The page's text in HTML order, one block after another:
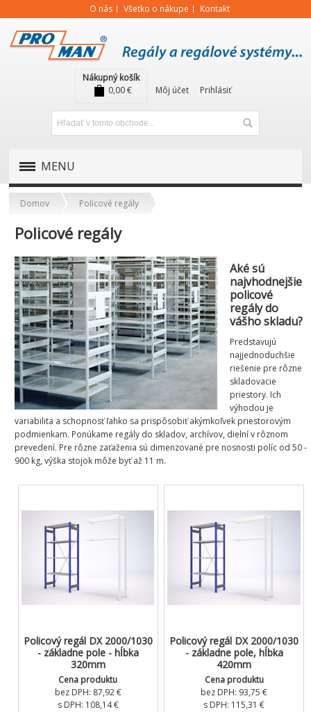
O nás Všetko o nákupe Kontakt
Nákupný košík
0,00 €
Môj účet Prihlásiť
MENU
PALETOVÉ REGÁLY
POLICOVÉ REGÁLY
Domov Policové regály
Policové regály
Aké sú
najvhodnejšie
policové
regály do
vášho skladu?
Predstavujú
najjednoduchšie
riešenie pre rôzne
skladovacie
priestory. Ich
výhodou je
variabilita a schopnosť ľahko sa prispôsobiť akýmkoľvek priestorovým
podmienkam. Ponúkame regály do skladov, archívov, dielní v rôznom
prevedení. Pre rôzne zaťaženia sú dimenzované pre nosnosti políc od 50 -
900 kg, výška stojok môže byť až 11 m.
Policový regál DX 2000/1030
- základne pole - hĺbka
320mm
Cena produktu
bez DPH: 87,92 €
s DPH: 108,14 €
Policový regál DX 2000/1030
- základne pole, hĺbka
420mm
Cena produktu
bez DPH: 93,75 €
s DPH: 115,31 €